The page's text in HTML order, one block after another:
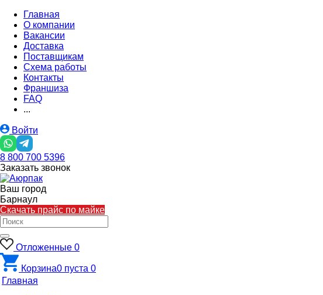
Главная
О компании
Вакансии
Доставка
Поставщикам
Схема работы
Контакты
Франшиза
FAQ
...
Войти
8 800 700 5396
Заказать звонок
Ваш город
Барнаул
Скачать прайс по майке
Отложенные 0
Корзина0 пуста 0
Главная